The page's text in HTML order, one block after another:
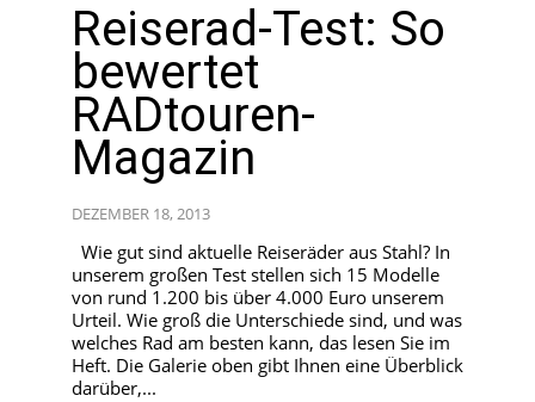
Reiserad-Test: So
bewertet
RADtouren-
Magazin
DEZEMBER 18, 2013
Wie gut sind aktuelle Reiseräder aus Stahl? In
unserem großen Test stellen sich 15 Modelle
von rund 1.200 bis über 4.000 Euro unserem
Urteil. Wie groß die Unterschiede sind, und was
welches Rad am besten kann, das lesen Sie im
Heft. Die Galerie oben gibt Ihnen eine Überblick
darüber,...